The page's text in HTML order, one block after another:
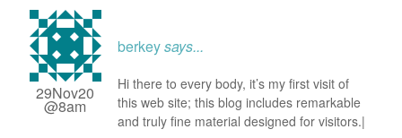
29Nov20
@8am
berkeysays...
Hi there to every body, it’s my first visit of
this web site; this blog includes remarkable
and truly fine material designed for visitors.|